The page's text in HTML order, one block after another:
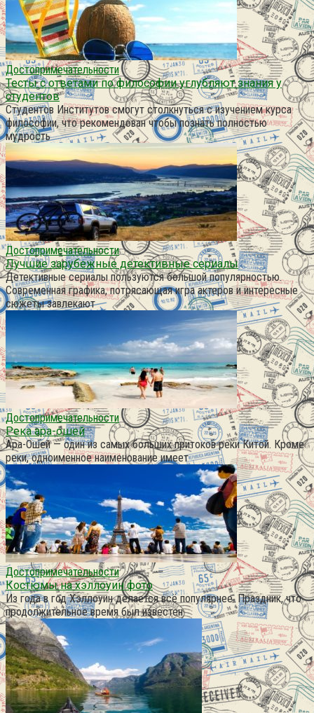
Достопримечательности
Тесты с ответами по философии углубляют знания у
студентов
Студентов Институтов смогут столкнуться с изучением курса
философии, что рекомендован чтобы познать полностью
мудрость
Достопримечательности
Лучшие зарубежные детективные сериалы
Детективные сериалы пользуются большой популярностью.
Современная графика, потрясающая игра актеров и интересные
сюжеты завлекают
Достопримечательности
Река ара-ошей
Ара-Ошей — один из самых больших притоков реки Китой. Кроме
реки, одноименное наименование имеет
Достопримечательности
Костюмы на хэллоуин фото
Из года в год Хэллоуин делается всё популярнее. Праздник, что
продолжительное время был известен